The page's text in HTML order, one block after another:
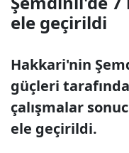
ele geçirildi
Hakkari'nin
güçleri
çalışmalar
ele geçirildi.